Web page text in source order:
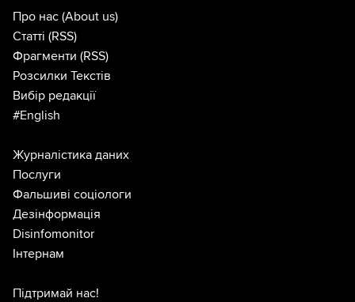
Про нас (About us)
Статті (RSS)
Фрагменти (RSS)
Розсилки Текстів
Вибір редакції
#English
Журналістика даних
Послуги
Фальшиві соціологи
Дезінформація
Disinfomonitor
Інтернам
Підтримай нас!